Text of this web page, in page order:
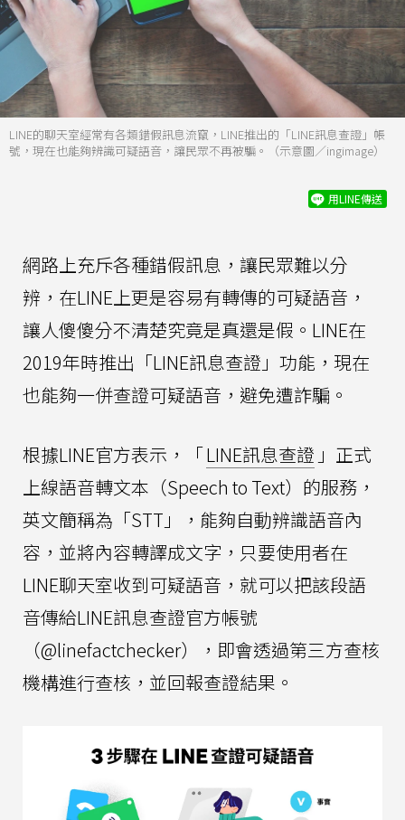
LINE的聊天室經常有各類錯假訊息流竄，LINE推出的「LINE訊息查證」帳
號，現在也能夠辨識可疑語音，讓民眾不再被騙。（示意圖／ingimage）
用LINE傳送
網路上充斥各種錯假訊息，讓民眾難以分
辨，在LINE上更是容易有轉傳的可疑語音，
讓人傻傻分不清楚究竟是真還是假。LINE在
2019年時推出「LINE訊息查證」功能，現在
也能夠一併查證可疑語音，避免遭詐騙。
根據LINE官方表示，「LINE訊息查證 」正式
上線語音轉文本（Speech to Text）的服務，
英文簡稱為「STT」，能夠自動辨識語音內
容，並將內容轉譯成文字，只要使用者在
LINE聊天室收到可疑語音，就可以把該段語
音傳給LINE訊息查證官方帳號
（@linefactchecker），即會透過第三方查核
機構進行查核，並回報查證結果。